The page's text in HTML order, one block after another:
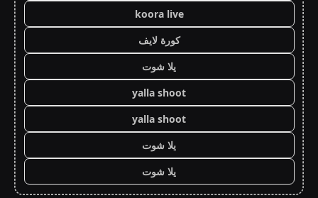
koora live
كورة لايف
يلا شوت
yalla shoot
yalla shoot
يلا شوت
يلا شوت